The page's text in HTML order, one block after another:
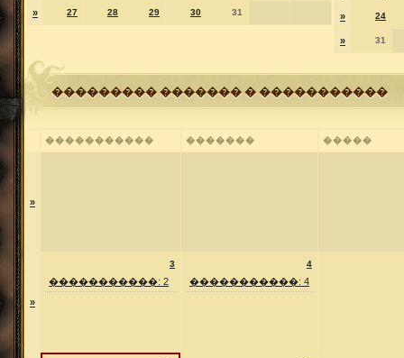
» 27 28 29 30 31 » 24
» 31
��������� ������� � �����������
����������� ������� �����
»
»
3
�����������: 2
4
�����������: 4